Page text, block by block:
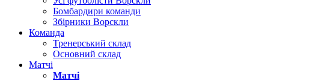
Бомбардири команди
Збірники Ворскли
Команда
Тренерський склад
Основний склад
Матчі
Матчі